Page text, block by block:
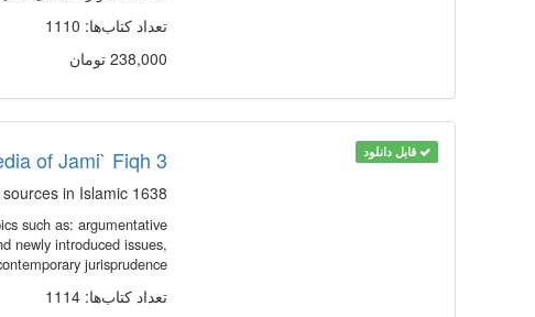
تعداد کتاب‌ها: 1110
238,000 تومان
قابل دانلود of Jami` Fiqh 3
1638 books and epistles in 2858 volumes from among important sources in Islamic
such as: argumentative
newly introduced issues,
jurisprudence...
تعداد کتاب‌ها: 1114